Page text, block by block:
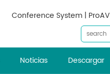
Conference System | ProAV
Noticias Descargar